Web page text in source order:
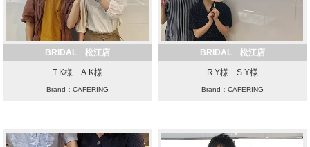
BRIDAL 松江店
T.K様 A.K様
Brand：CAFERING
BRIDAL 松江店
R.Y様 S.Y様
Brand：CAFERING